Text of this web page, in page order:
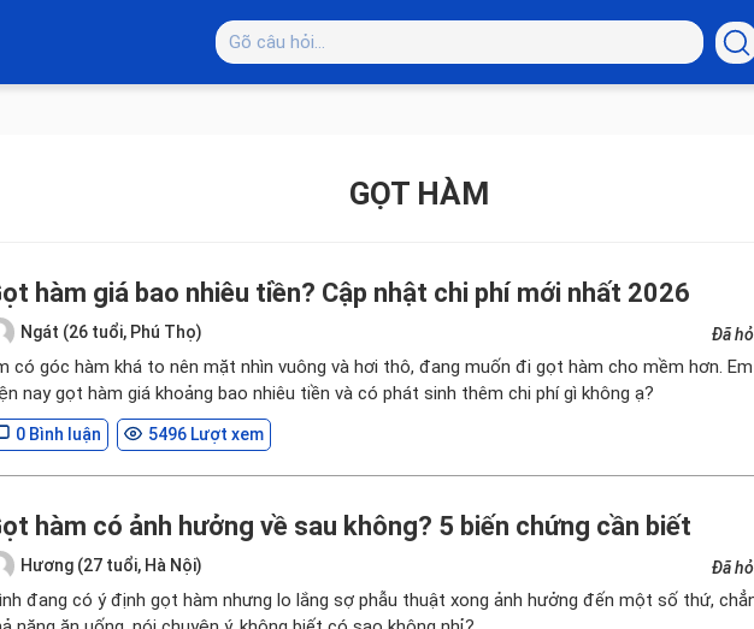
GỌT HÀM
hàm giá bao nhiêu tiền? Cập nhật chi phí mới nhất 2026
Ngát (26 tuổi, Phú Thọ) Đã
có góc hàm khá to nên mặt nhìn vuông và hơi thô, đang muốn đi gọt hàm cho mềm hơn.
nay gọt hàm giá khoảng bao nhiêu tiền và có phát sinh thêm chi phí gì không ạ?
0 Bình luận 5496 Lượt xem
hàm có ảnh hưởng về sau không? 5 biến chứng cần biết
Hương (27 tuổi, Hà Nội) Đã
đang có ý định gọt hàm nhưng lo lắng sợ phẫu thuật xong ảnh hưởng đến một số thứ,